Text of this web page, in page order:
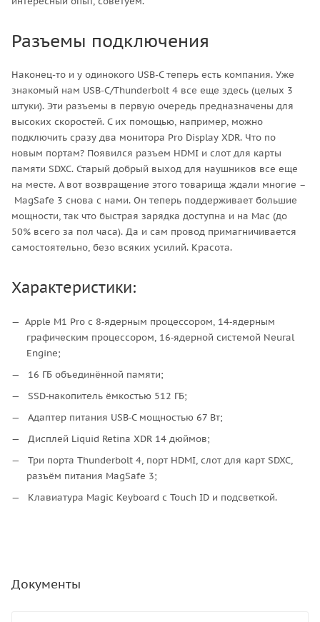
Разъемы подключения
Наконец-то и у одинокого USB-C теперь есть компания. Уже
знакомый нам USB-C/Thunderbolt 4 все еще здесь (целых 3
штуки). Эти разъемы в первую очередь предназначены для
высоких скоростей. С их помощью, например, можно
подключить сразу два монитора Pro Display XDR. Что по
новым портам? Появился разъем HDMI и слот для карты
памяти SDXC. Старый добрый выход для наушников все еще
на месте. А вот возвращение этого товарища ждали многие –
MagSafe 3 снова с нами. Он теперь поддерживает большие
мощности, так что быстрая зарядка доступна и на Mac (до
50% всего за пол часа). Да и сам провод примагничивается
самостоятельно, безо всяких усилий. Красота.
Характеристики:
Apple M1 Pro с 8‑ядерным процессором, 14‑ядерным
графическим процессором, 16‑ядерной системой Neural
Engine;
16 ГБ объединённой памяти;
SSD‑накопитель ёмкостью 512 ГБ;
Адаптер питания USB‑C мощностью 67 Вт;
Дисплей Liquid Retina XDR 14 дюймов;
Три порта Thunderbolt 4, порт HDMI, слот для карт SDXC,
разъём питания MagSafe 3;
Клавиатура Magic Keyboard с Touch ID и подсветкой.
Документы